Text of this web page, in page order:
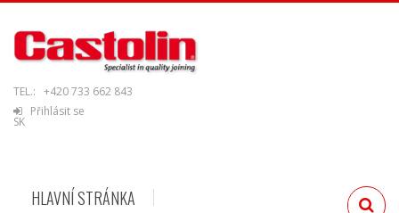
TEL.: +420 733 662 843
Přihlásit se
SK
HLAVNÍ STRÁNKA